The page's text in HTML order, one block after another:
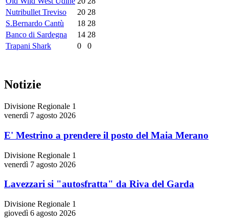
Nutribullet Treviso
20 28
S.Bernardo Cantù
18 28
Banco di Sardegna
14 28
Trapani Shark
0 0
Notizie
Divisione Regionale 1
venerdì 7 agosto 2026
E' Mestrino a prendere il posto del Maia Merano
Divisione Regionale 1
venerdì 7 agosto 2026
Lavezzari si "autosfratta" da Riva del Garda
Divisione Regionale 1
giovedì 6 agosto 2026